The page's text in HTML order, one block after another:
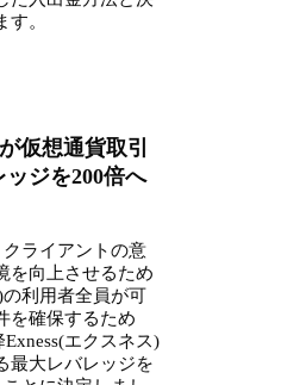
。
仮想通貨取引
ジを200倍へ
クライアントの意
を向上させるため
の利用者全員が可
を確保するため
エクスネス)
最大レバレッジを